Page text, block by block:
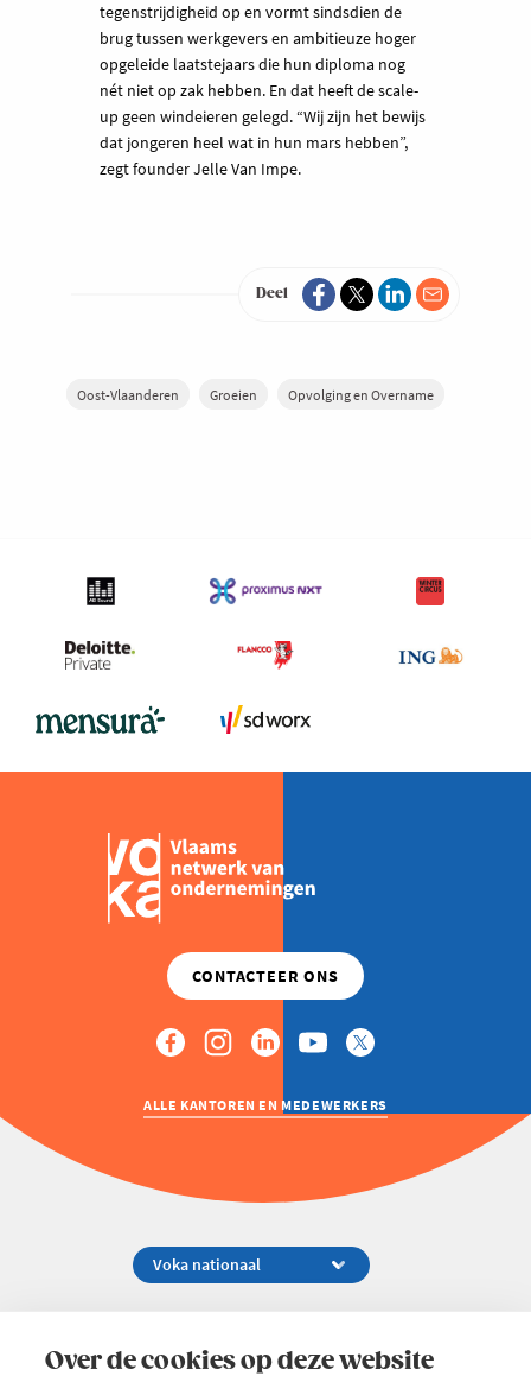
Over de cookies op deze website
tegenstrijdigheid op en vormt sindsdien de
brug tussen werkgevers en ambitieuze hoger
opgeleide laatstejaars die hun diploma nog
nét niet op zak hebben. En dat heeft de scale-
up geen windeieren gelegd. “Wij zijn het bewijs
dat jongeren heel wat in hun mars hebben”,
zegt founder Jelle Van Impe.
Deel
Oost-Vlaanderen Groeien Opvolging en Overname
ALLE KANTOREN EN MEDEWERKERS
02 229 81 11